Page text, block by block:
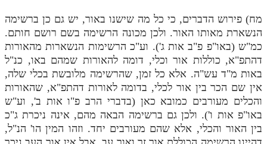
מח) פירוש הדברים, כי כל מה שישנו באור, יש גם כן ברשימה
הנשארת מאותו האור. ולכן מכונה הרשימה בשם רושם חותם.
כמ"ש (באו"פ פ"ב אות ג'). וע"כ הרשימות הנשארות מהאורות
דהתפ"א, כוללות אור וכלי, דומה להאורות שמהם באו, כנ"ל
באות מ"ד עש"ה. אלא כל זמן, שהרשימה מלובשת בכלי שלה,
אין שם הכר בין אור לכלי, בדומה לאורות דהתפ"א, שהאורות
והכלים מעורבים כמובא כאן (בדברי הרב פ"ו אות ב', וע"ש
באו"פ אות ו'). ולכן גם ברשימה הבאה מהם, אינה ניכרת ג"כ
בין האור והכלי, אלא שהם מעורבים יחד. וזהו המין הו' הנ"ל,